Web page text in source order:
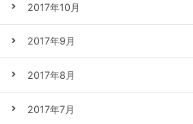
2017年10月
2017年9月
2017年8月
2017年7月